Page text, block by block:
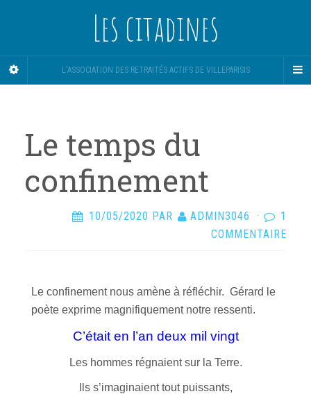
Les citadines
L'ASSOCIATION DES RETRAITÉS ACTIFS DE VILLEPARISIS
Le temps du
confinement
10/05/2020 PAR ADMIN3046 ·
1
COMMENTAIRE
Le confinement nous amène à réfléchir. Gérard le
poète exprime magnifiquement notre ressenti.
C’était en l’an deux mil vingt
Les hommes régnaient sur la Terre.
Ils s’imaginaient tout puissants,